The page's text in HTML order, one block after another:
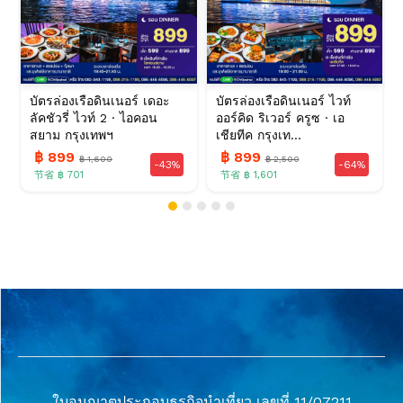
บัตรล่องเรือดินเนอร์ เดอะ
ลัคชัวรี่ ไวท์ 2 · ไอคอน
สยาม กรุงเทพฯ
฿ 899 ฿ 1,600
节省 ฿ 701
-43%
บัตรล่องเรือดินเนอร์ ไวท์
ออร์คิด ริเวอร์ ครูซ · เอ
เชียทีค กรุงเท...
฿ 899฿ 2,500
节省 ฿ 1,601
-64%